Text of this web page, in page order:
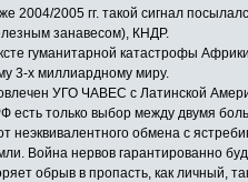
2005 гг. такой сигнал
занавесом), КНДР.
гуманитарной катастрофы
3-х миллиардному миру.
УГО ЧАВЕС с Латинской
есть только выбор между двумя
неэквивалентного обмена с
Война нервов гарантированно
обрыв в пропасть, как личный,